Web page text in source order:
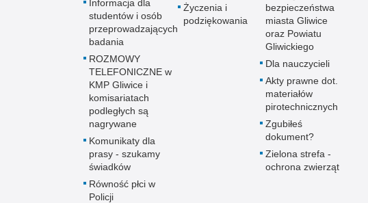
Informacja dla
studentów i osób
przeprowadzających
badania
ROZMOWY
TELEFONICZNE w
KMP Gliwice i
komisariatach
podległych są
nagrywane
Komunikaty dla
prasy - szukamy
świadków
Równość płci w
Policji
Życzenia i
podziękowania
bezpieczeństwa
miasta Gliwice
oraz Powiatu
Gliwickiego
Dla nauczycieli
Akty prawne dot.
materiałów
pirotechnicznych
Zgubiłeś
dokument?
Zielona strefa -
ochrona zwierząt